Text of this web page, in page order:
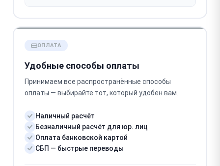
ОПЛАТА
Удобные способы оплаты
Принимаем все распространённые способы
оплаты — выбирайте тот, который удобен вам.
Наличный расчёт
Безналичный расчёт для юр. лиц
Оплата банковской картой
СБП — быстрые переводы